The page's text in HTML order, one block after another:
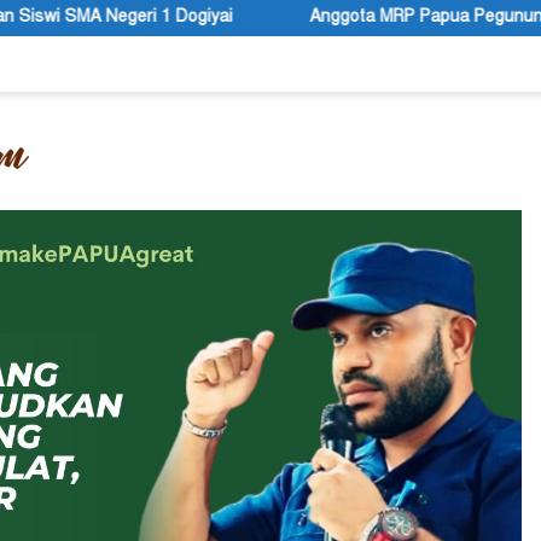
Anggota MRP Papua Pegunungan dan Forum Warga Papua